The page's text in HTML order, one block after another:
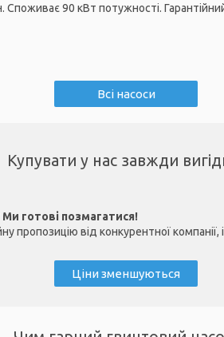
90 кВт потужності.
Всі насоси
Купувати у нас завжди
готові позмагатися!
пропозицію від конкурентної
Ціни зменшуються